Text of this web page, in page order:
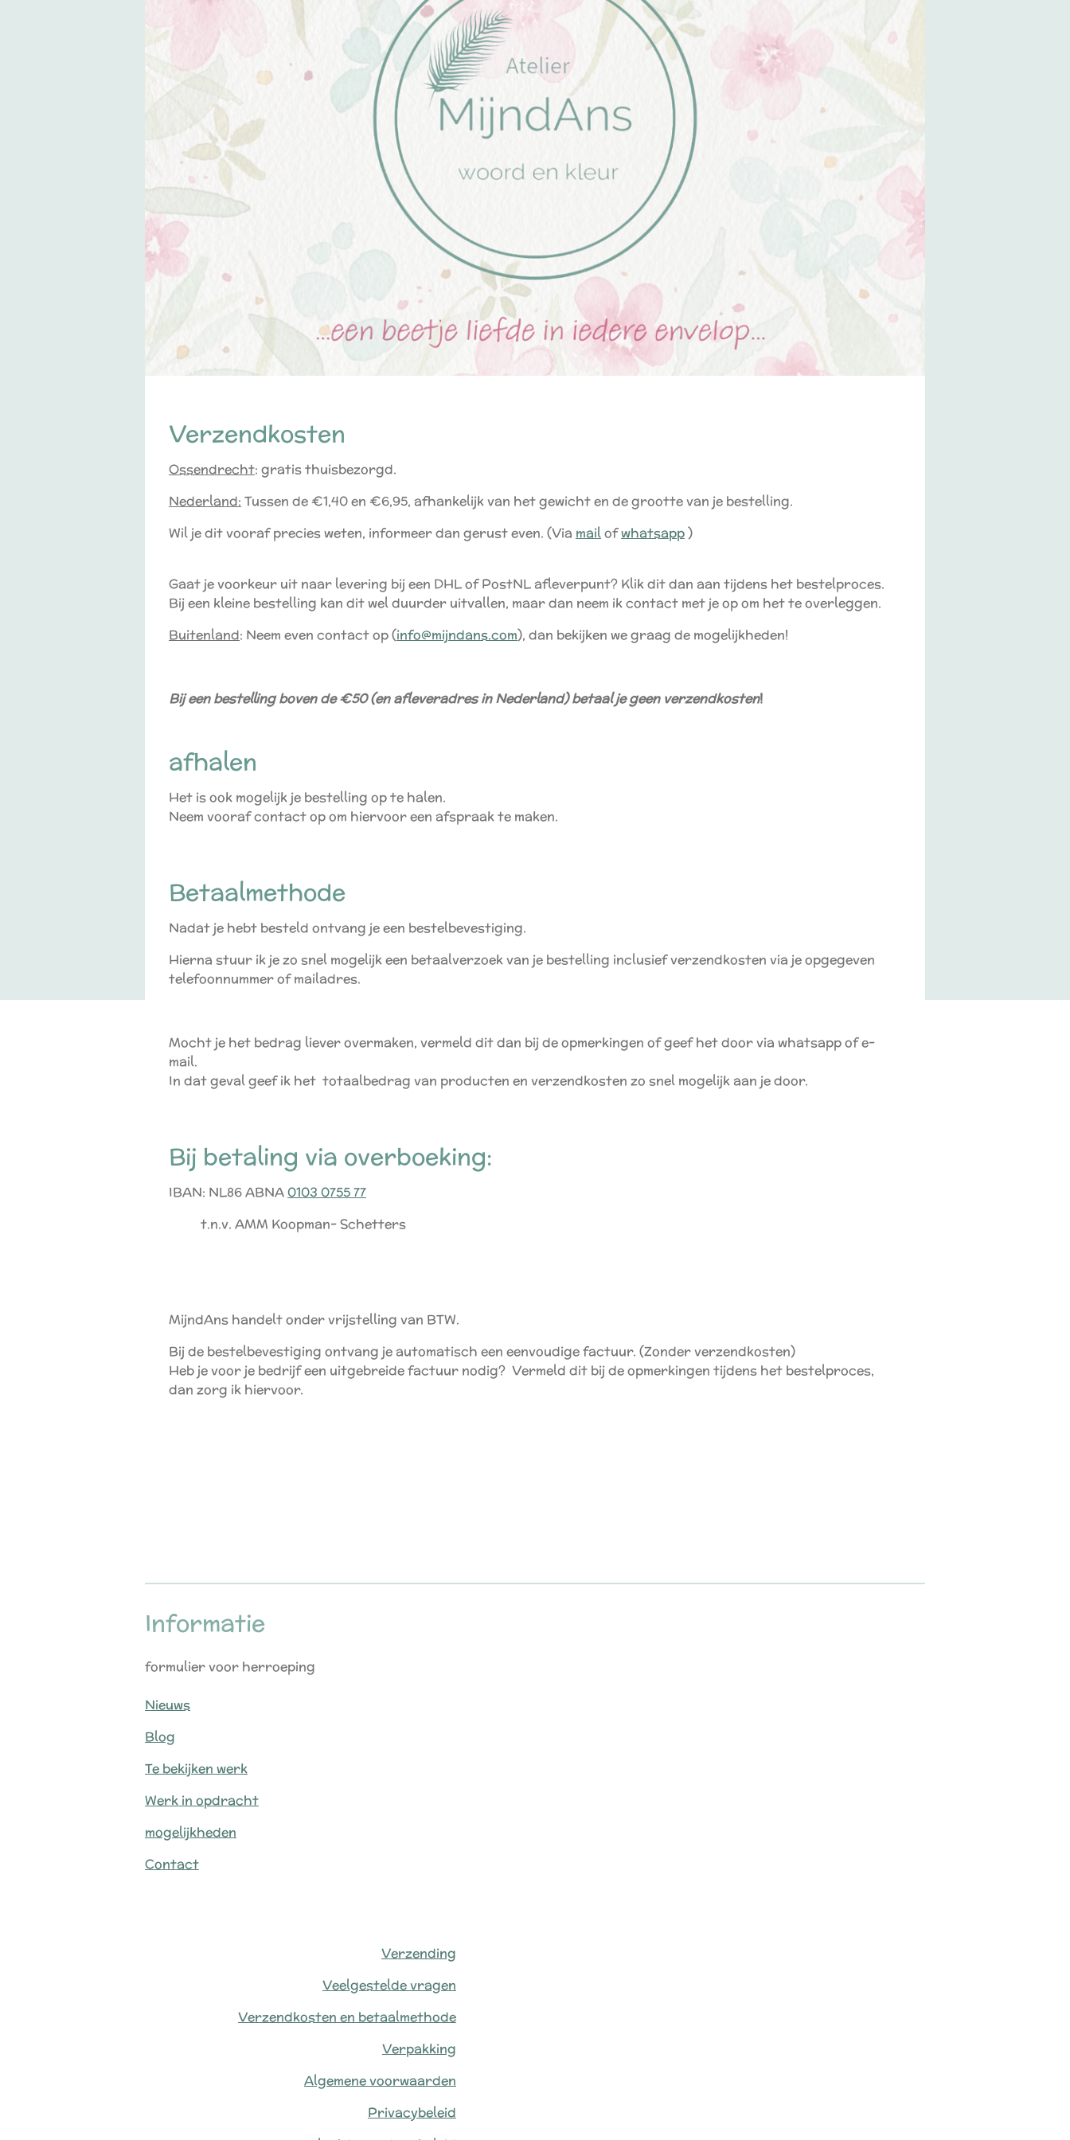
Verzendkosten
Ossendrecht: gratis thuisbezorgd.
Nederland: Tussen de €1,40 en €6,95, afhankelijk van het gewicht en de grootte van je bestelling.
Wil je dit vooraf precies weten, informeer dan gerust even. (Via mailofwhatsapp)
Gaat je voorkeur uit naar levering bij een DHL of PostNL afleverpunt? Klik dit dan aan tijdens het bestelproces.
Bij een kleine bestelling kan dit wel duurder uitvallen, maar dan neem ik contact met je op om het te overleggen.
Buitenland: Neem even contact op (info@mijndans.com), dan bekijken we graag de mogelijkheden!
Bij een bestelling boven de €50 (en afleveradres in Nederland) betaal je geen verzendkosten!
afhalen
Het is ook mogelijk je bestelling op te halen.
Neem vooraf contact op om hiervoor een afspraak te maken.
Betaalmethode
Nadat je hebt besteld ontvang je een bestelbevestiging.
Hierna stuur ik je zo snel mogelijk een betaalverzoek van je bestelling inclusief verzendkosten via je opgegeven
telefoonnummer of mailadres.
Mocht je het bedrag liever overmaken, vermeld dit dan bij de opmerkingen of geef het door via whatsapp of e-
mail.
In dat geval geef ik het totaalbedrag van producten en verzendkosten zo snel mogelijk aan je door.
Bij betaling via overboeking:
IBAN: NL86 ABNA0103 0755 77
t.n.v. AMM Koopman- Schetters
MijndAns handelt onder vrijstelling van BTW.
Bij de bestelbevestiging ontvang je automatisch een eenvoudige factuur. (Zonder verzendkosten)
Heb je voor je bedrijf een uitgebreide factuur nodig? Vermeld dit bij de opmerkingen tijdens het bestelproces,
dan zorg ik hiervoor.
Informatie
formulier voor herroeping
Nieuws
Blog
Te bekijken werk
Werk in opdracht
mogelijkheden
Contact
Verzending
Veelgestelde vragen
Verzendkosten en betaalmethode
Verpakking
Algemene voorwaarden
Privacybeleid